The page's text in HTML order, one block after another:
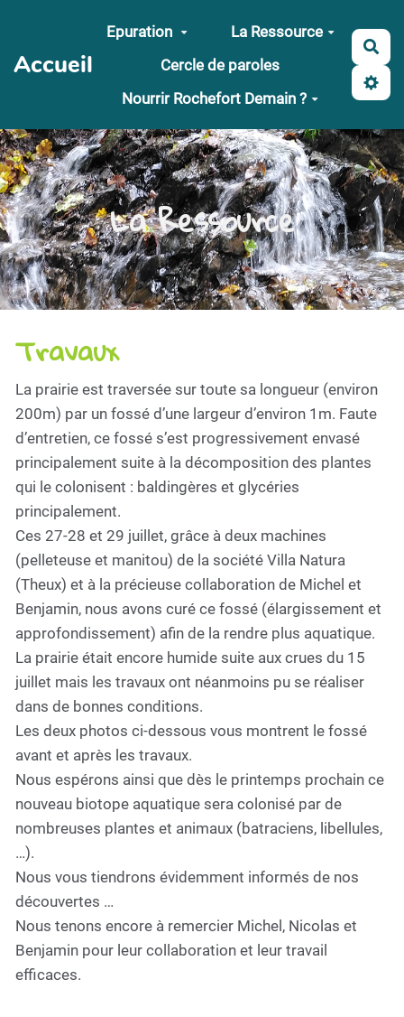
Aller au contenu principal
Accueil
Epuration
La Ressource
Cercle de paroles
Nourrir Rochefort Demain ?
La Ressource
Travaux
La prairie est traversée sur toute sa longueur (environ
200m) par un fossé d’une largeur d’environ 1m. Faute
d’entretien, ce fossé s’est progressivement envasé
principalement suite à la décomposition des plantes
qui le colonisent : baldingères et glycéries
principalement.
Ces 27-28 et 29 juillet, grâce à deux machines
(pelleteuse et manitou) de la société Villa Natura
(Theux) et à la précieuse collaboration de Michel et
Benjamin, nous avons curé ce fossé (élargissement et
approfondissement) afin de la rendre plus aquatique.
La prairie était encore humide suite aux crues du 15
juillet mais les travaux ont néanmoins pu se réaliser
dans de bonnes conditions.
Les deux photos ci-dessous vous montrent le fossé
avant et après les travaux.
Nous espérons ainsi que dès le printemps prochain ce
nouveau biotope aquatique sera colonisé par de
nombreuses plantes et animaux (batraciens, libellules,
…).
Nous vous tiendrons évidemment informés de nos
découvertes …
Nous tenons encore à remercier Michel, Nicolas et
Benjamin pour leur collaboration et leur travail
efficaces.